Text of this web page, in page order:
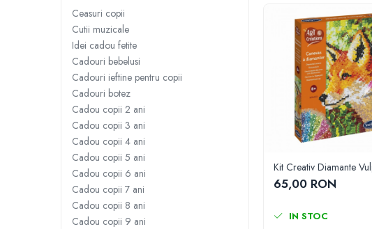
Bucatarii pentru copii
Banc de lucru pentru copii
Papusi de mana
Bormasina magica
Costum Halloween Copii
Papusi si Bebelusi Reborn
Animale de jucarie
Jucarii cu Dinozauri
Figurine cu animale domestice
Ceasuri copii
Cutii muzicale
Idei cadou fetite
Cadouri bebelusi
Cadouri ieftine pentru copii
Cadouri botez
Cadou copii 2 ani
Cadou copii 3 ani
Cadou copii 4 ani
Cadou copii 5 ani
Cadou copii 6 ani
Cadou copii 7 ani
Cadou copii 8 ani
Cadou copii 9 ani
Kit Creativ Diamante
65,00 RON
IN STOC